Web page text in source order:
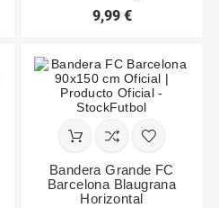
9,99 €
Bandera Grande FC
Barcelona Blaugrana
Horizontal